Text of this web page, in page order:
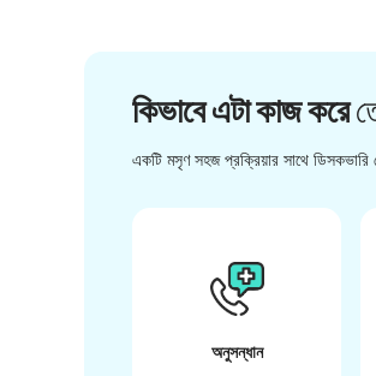
কিভাবে এটা কাজ করে
একটি মসৃণ সহজ প্রক্রিয়ার সাথে ডিসকভারি
অনুসন্ধান